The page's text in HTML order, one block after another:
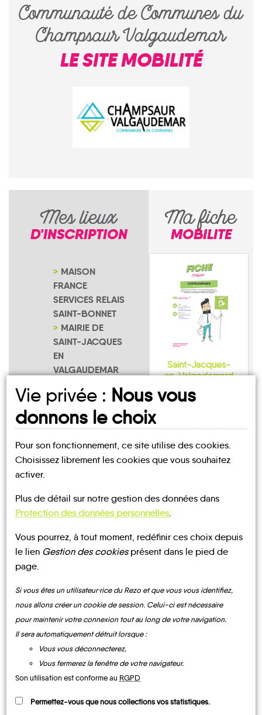
Communauté de Communes du
Champsaur Valgaudemar
LE SITE MOBILITÉ
Mes lieux
D'INSCRIPTION
MAISON
FRANCE
SERVICES RELAIS
SAINT-BONNET
MAIRIE DE
SAINT-JACQUES
EN
VALGAUDEMAR
D'INSCRIPTION
Ma fiche
MOBILITE
Saint-Jacques-
en-Valgodemard
UN AVIS, UN TÉMOIGNAGE
À PARTAGER ?
CONTACTEZ-NOUS !
Les infosMOBILITE
BUS
Vie privée : Nous vous
donnons le choix
Pour son fonctionnement, ce site utilise des cookies.
Choisissez librement les cookies que vous souhaitez
activer.
Plus de détail sur notre gestion des données dans
Protection des données personnelles.
Vous pourrez, à tout moment, redéfinir ces choix depuis
le lien Gestion des cookiesprésent dans le pied de
page.
Si vous êtes un utilisateur·rice du Rezo et que vous vous identifiez,
nous allons créer un cookie de session. Celui-ci est nécessaire
pour maintenir votre connexion tout au long de votre navigation.
Il sera automatiquement détruit lorsque :
Vous vous déconnecterez,
Vous fermerez la fenêtre de votre navigateur.
Son utilisation est conforme au RGPD
Permettez-vous que nous collections vos statistiques.